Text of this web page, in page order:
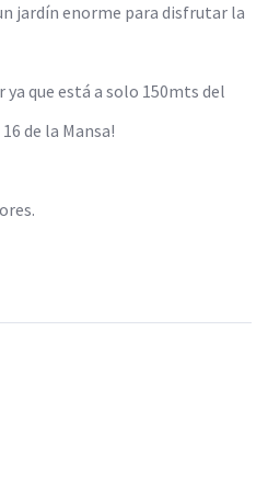
jardín enorme para disfrutar la
ya que está a solo 150mts del
de la Mansa!